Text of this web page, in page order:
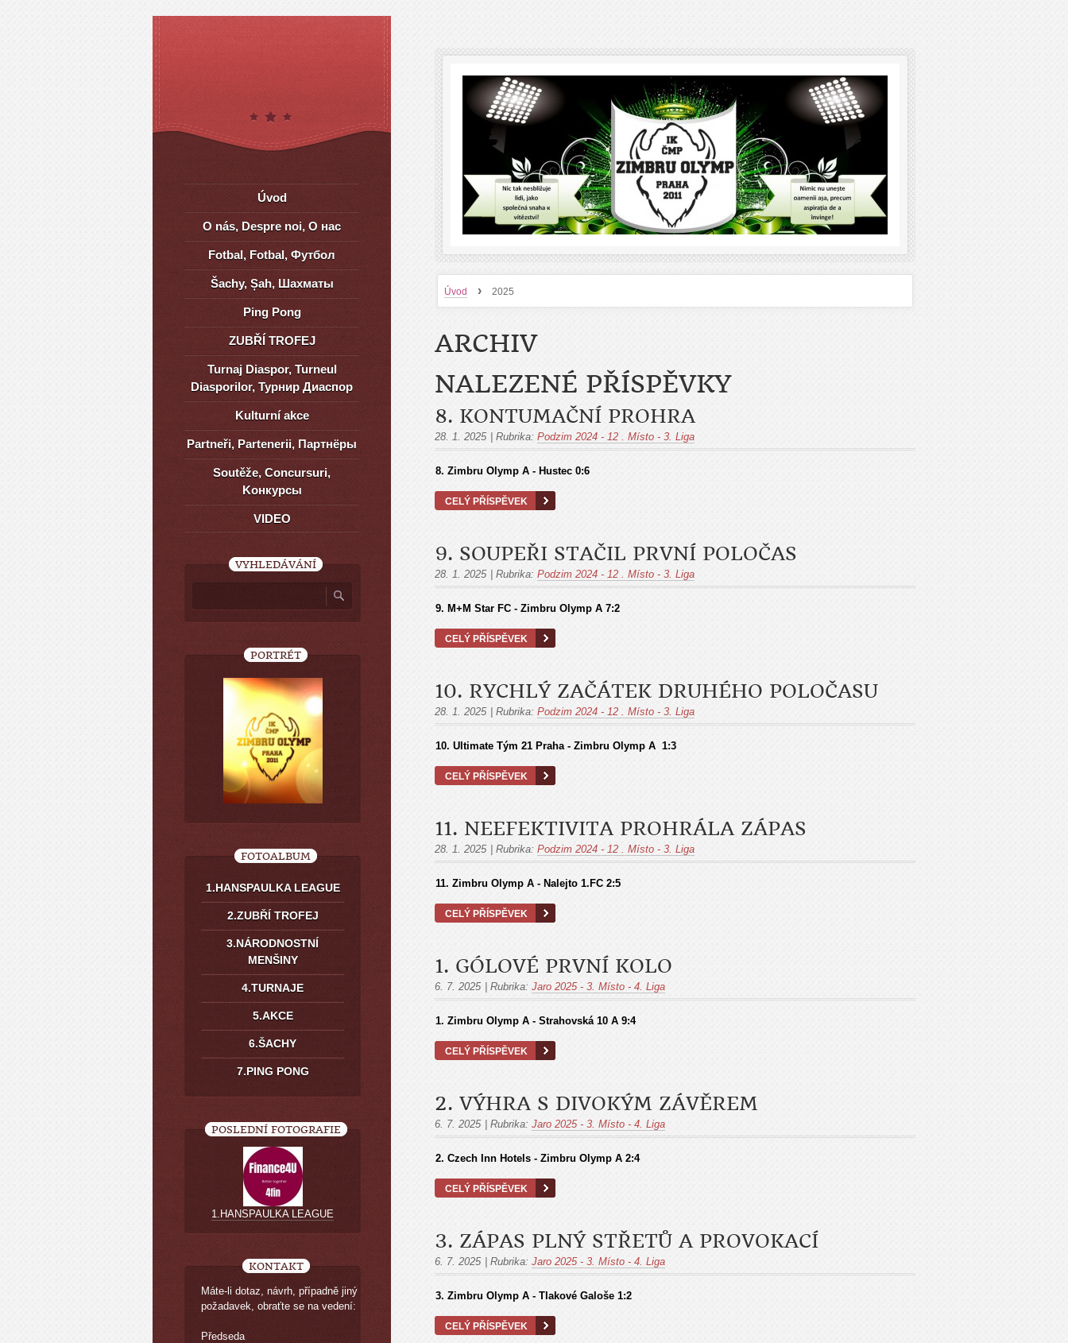
Úvod › 2025
ARCHIV
NALEZENÉ PŘÍSPĚVKY
8. KONTUMAČNÍ PROHRA
28. 1. 2025 Rubrika: Podzim 2024 - 12 . Místo - 3. Liga
8. Zimbru Olymp A - Hustec 0:6
CELÝ PŘÍSPĚVEK
9. SOUPEŘI STAČIL PRVNÍ POLOČAS
28. 1. 2025 Rubrika: Podzim 2024 - 12 . Místo - 3. Liga
9. M+M Star FC - Zimbru Olymp A 7:2
CELÝ PŘÍSPĚVEK
10. RYCHLÝ ZAČÁTEK DRUHÉHO POLOČASU
28. 1. 2025 Rubrika: Podzim 2024 - 12 . Místo - 3. Liga
10. Ultimate Tým 21 Praha - Zimbru Olymp A 1:3
CELÝ PŘÍSPĚVEK
11. NEEFEKTIVITA PROHRÁLA ZÁPAS
28. 1. 2025 Rubrika: Podzim 2024 - 12 . Místo - 3. Liga
11. Zimbru Olymp A - Nalejto 1.FC 2:5
CELÝ PŘÍSPĚVEK
1. GÓLOVÉ PRVNÍ KOLO
6. 7. 2025 Rubrika: Jaro 2025 - 3. Místo - 4. Liga
1. Zimbru Olymp A - Strahovská 10 A 9:4
CELÝ PŘÍSPĚVEK
2. VÝHRA S DIVOKÝM ZÁVĚREM
6. 7. 2025 Rubrika: Jaro 2025 - 3. Místo - 4. Liga
2. Czech Inn Hotels - Zimbru Olymp A 2:4
CELÝ PŘÍSPĚVEK
3. ZÁPAS PLNÝ STŘETŮ A PROVOKACÍ
6. 7. 2025 Rubrika: Jaro 2025 - 3. Místo - 4. Liga
3. Zimbru Olymp A - Tlakové Galoše 1:2
CELÝ PŘÍSPĚVEK
Úvod
O nás, Despre noi, О нас
Fotbal, Fotbal, Футбол
Šachy, Șah, Шахматы
Ping Pong
ZUBŘÍ TROFEJ
Turnaj Diaspor, Turneul
Diasporilor, Турнир Диаспор
Kulturní akce
Partneři, Partenerii, Партнёры
Soutěže, Concursuri,
Kонкурсы
VIDEO
VYHLEDÁVÁNÍ
PORTRÉT
FOTOALBUM
1.HANSPAULKA LEAGUE
2.ZUBŘÍ TROFEJ
3.NÁRODNOSTNÍ
MENŠINY
4.TURNAJE
5.AKCE
6.ŠACHY
7.PING PONG
POSLEDNÍ FOTOGRAFIE
1.HANSPAULKA LEAGUE
KONTAKT
Máte-li dotaz, návrh, případně jiný
požadavek, obraťte se na vedení:
Předseda